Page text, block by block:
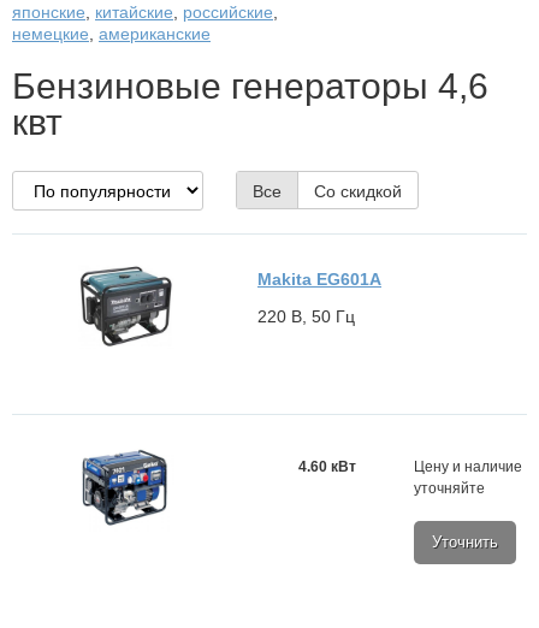
японские китайские российские
немецкие американские
Бензиновые генераторы 4,6
квт
Все Со скидкой
Makita EG601A
220 В, 50 Гц
Цену и наличие
уточняйте
Уточнить
4.60 кВт